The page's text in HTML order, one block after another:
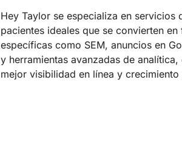
Hey Taylor se especializa en
pacientes ideales que se convierten
específicas como SEM, anuncios en
y herramientas avanzadas de
mejor visibilidad en línea y